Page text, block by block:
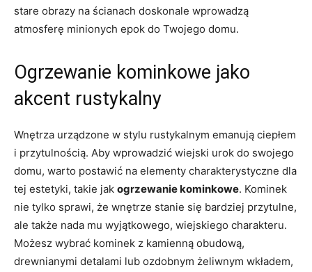
stare obrazy na ścianach doskonale wprowadzą
atmosferę minionych epok do Twojego domu.
Ogrzewanie kominkowe jako
akcent rustykalny
Wnętrza ⁤urządzone w stylu rustykalnym emanują ciepłem
i przytulnością. Aby wprowadzić wiejski urok do swojego
domu, warto ‌postawić na elementy charakterystyczne dla
tej estetyki, ⁣takie jak ogrzewanie kominkowe. Kominek
nie tylko sprawi, że wnętrze stanie się bardziej przytulne,
ale także nada mu⁤ wyjątkowego, wiejskiego charakteru.
Możesz wybrać ​kominek z kamienną obudową,
drewnianymi detalami lub ozdobnym żeliwnym wkładem,